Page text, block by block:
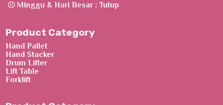
Minggu & Hari Besar : Tutup
Product Category
Hand Pallet
Hand Stacker
Drum Lifter
Lift Table
Forklift